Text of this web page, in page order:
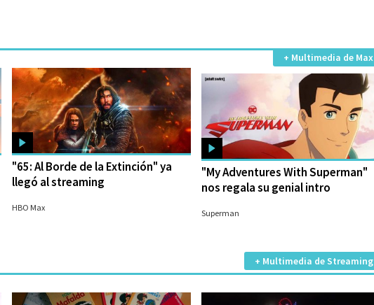
+ Multimedia de Max
"65: Al Borde de la Extinción" ya
llegó al streaming
HBO Max
"My Adventures With Superman"
nos regala su genial intro
Superman
+ Multimedia de Streaming